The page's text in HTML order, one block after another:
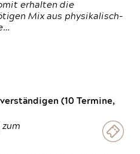
erhalten die
Mix aus physikalisch-
(10 Termine,